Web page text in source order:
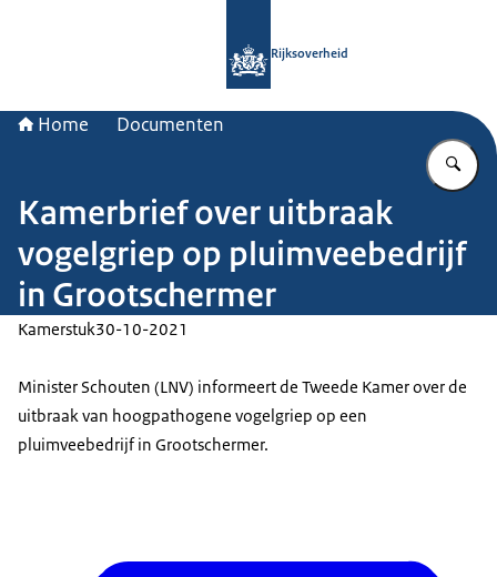
Rijksoverheid
Home Documenten
Kamerbrief over uitbraak
vogelgriep op pluimveebedrijf
in Grootschermer
Kamerstuk30-10-2021
Minister Schouten (LNV) informeert de Tweede Kamer over de
uitbraak van hoogpathogene vogelgriep op een
pluimveebedrijf in Grootschermer.